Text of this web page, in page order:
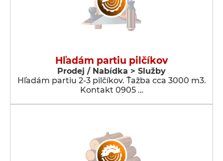
Hľadám partiu pilčíkov
Prodej / Nabídka > Služby
Hľadám partiu 2-3 pilčíkov. Ťažba cca 3000 m3.
Kontakt 0905 …